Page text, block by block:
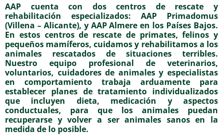
AAP cuenta con dos centros de rescate y
rehabilitación especializados: AAP Primadomus
(Villena – Alicante), y AAP Almere en los Países Bajos.
En estos centros de rescate de primates, felinos y
pequeños mamíferos, cuidamos y rehabilitamos a los
animales rescatados de situaciones terribles.
Nuestro equipo profesional de veterinarios,
voluntarios, cuidadores de animales y especialistas
en comportamiento trabaja arduamente para
establecer planes de tratamiento individualizados
que incluyen dieta, medicación y aspectos
conductuales, para que los animales puedan
recuperarse y volver a ser animales sanos en la
medida de lo posible.